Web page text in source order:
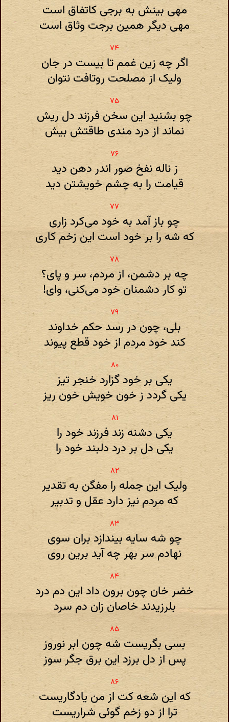
مهی بینش به برجی کاتفاق است
مهی دیگر همین برجت وثاق است
اگر چه زین غمم تا بیست در جان
ولیک از مصلحت روتافت نتوان
چو بشنید این سخن فرزند دل ریش
نماند از درد مندی طاقتش بیش
ز ناله نفخ صور اندر دهن دید
قیامت را به چشم خویشتن دید
چو باز آمد به خود می‌کرد زاری
که شه را بر خود است این زخم کاری
چه بر دشمن، از مردم، سر و پای؟
تو کار دشمنان خود می‌کنی، وای!
بلی، چون در رسد حکم خداوند
کند خود مردم از خود قطع پیوند
یکی بر خود گزارد خنجر تیز
یکی گردد ز خون خویش خون ریز
یکی دشنه زند فرزند خود را
یکی دل بر درد دلبند خود را
ولیک این جمله را مفگن به تقدیر
که مردم نیز دارد عقل و تدبیر
چو شه سایه بیندازد بران سوی
نهادم سر بهر چه آید برین روی
خضر خان چون برون داد این دم درد
بلرزیدند خاصان زان دم سرد
بسی بگریست شه چون ابر نوروز
پس از دل برزد این برق جگر سوز
که این شعه کت از من یادگاریست
ترا از دو زخم گوئی شراریست